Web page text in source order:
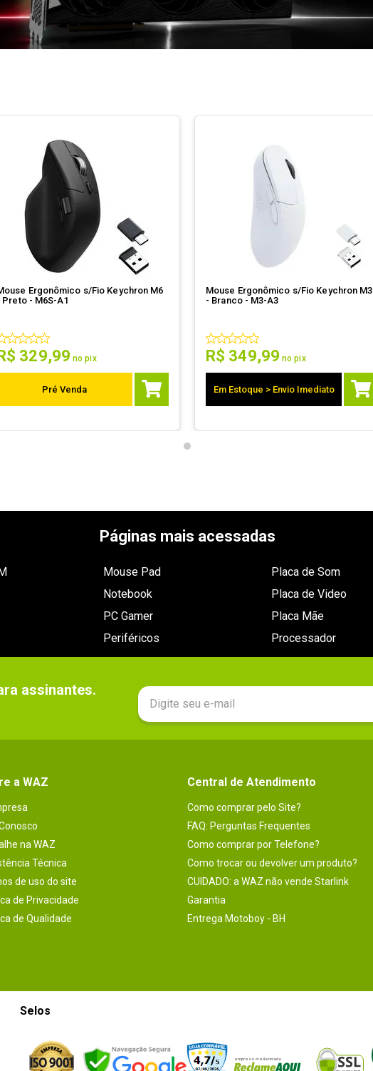
Ergonômico s/Fio Keychron M6
Preto - M6S-A1
329,99 no pix
Pré Venda
Mouse Ergonômico s/Fio Keychron M3
- Branco - M3-A3
R$ 349,99 no pix
Em Estoque > Envio Imediato
Páginas mais acessadas
Mouse Pad
Notebook
PC Gamer
Periféricos
Placa de Som
Placa de Video
Placa Mãe
Processador
assinantes.
a WAZ
na WAZ
Técnica
de uso do site
de Privacidade
de Qualidade
Central de Atendimento
Como comprar pelo Site?
FAQ: Perguntas Frequentes
Como comprar por Telefone?
Como trocar ou devolver um produto?
CUIDADO: a WAZ não vende Starlink
Garantia
Entrega Motoboy - BH
Selos